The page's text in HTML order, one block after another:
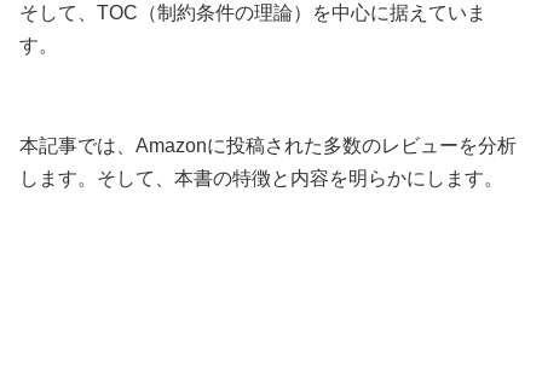
そして、TOC（制約条件の理論）を中心に据えていま
す。
本記事では、Amazonに投稿された多数のレビューを分析
します。そして、本書の特徴と内容を明らかにします。